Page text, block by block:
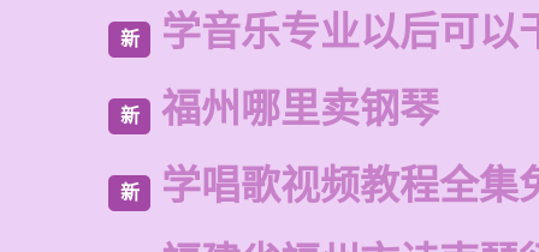
新 学音乐专业以后可以
新 福州哪里卖钢琴
新 学唱歌视频教程全集